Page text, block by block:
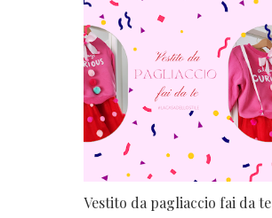
Vestito da pagliaccio fai da te